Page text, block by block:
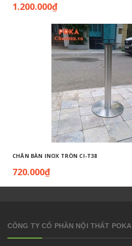
1.200.000₫
CHÂN BÀN INOX TRÒN CI-T38
720.000₫
CÔNG TY CỔ PHẦN NỘI THẤT POKA